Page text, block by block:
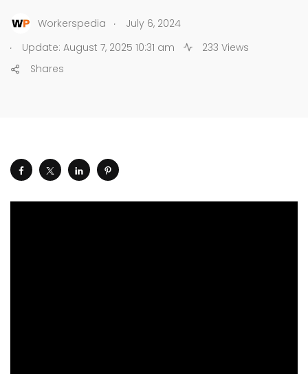
Workerspedia .
July 6, 2024
.
Update: August 7, 2025 10:31 am
233 Views
Shares